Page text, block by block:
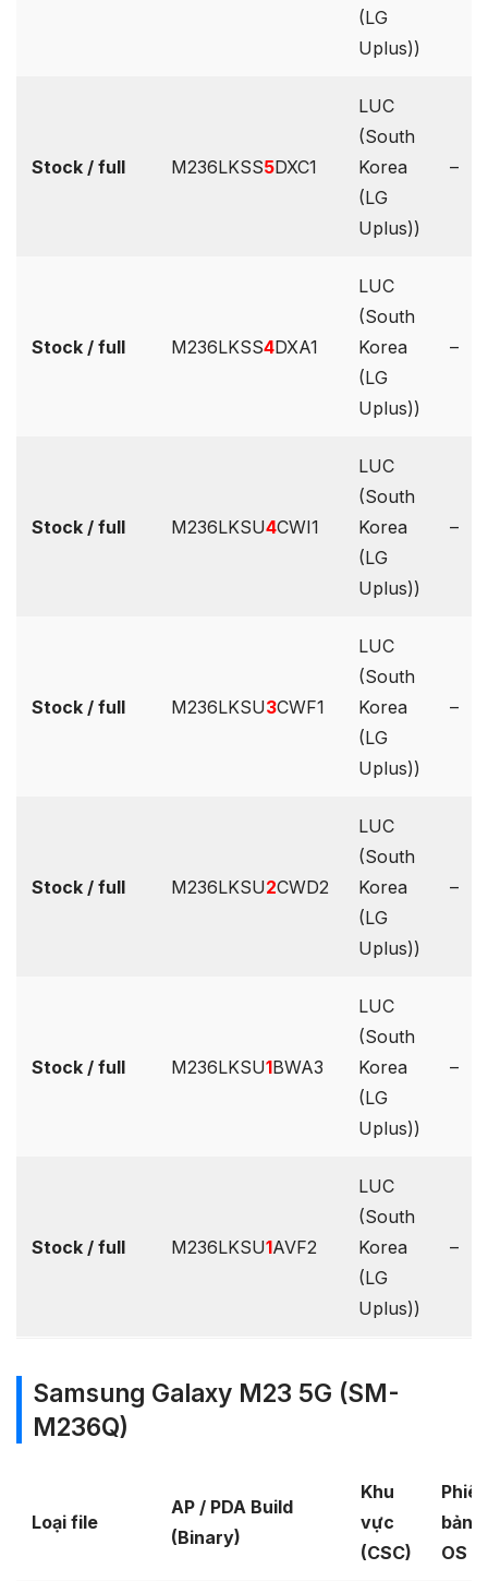
(LG
Uplus))
Stock / full M236LKSS5DXC1
LUC
(South
Korea
(LG
Uplus))
–
Stock / full M236LKSS4DXA1
LUC
(South
Korea
(LG
Uplus))
–
Stock / full M236LKSU4CWI1
LUC
(South
Korea
(LG
Uplus))
–
Stock / full M236LKSU3CWF1
LUC
(South
Korea
(LG
Uplus))
–
Stock / full M236LKSU2CWD2
LUC
(South
Korea
(LG
Uplus))
–
Stock / full M236LKSU1BWA3
LUC
(South
Korea
(LG
Uplus))
–
Stock / full M236LKSU1AVF2
LUC
(South
Korea
(LG
Uplus))
–
Samsung Galaxy M23 5G (SM-
M236Q)
Loại file
AP / PDA Build
(Binary)
Khu
vực
(CSC)
Phiên
bản
OS